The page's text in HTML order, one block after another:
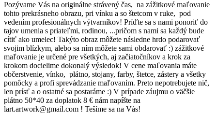
Pozývame Vás na originálne strávený čas, na zážitkové maľovanie
tohto prekrásneho obrazu, pri vínku a so štetcom v ruke, pod
vedením profesionálnych výtvarníkov! Príďte sa s nami ponoriť do
tajov umenia s priateľmi, rodinou, ...pričom s nami sa každý bude
cítiť ako umelec! Takýto obraz môžete následne hrdo podarovať
svojim blízkym, alebo sa ním môžete sami obdarovať :) zážitkové
maľovanie je určené pre všetkých, aj začiatočníkov a krok za
krokom docielime dokonalý výsledok! V cene maľovania máte
občerstvenie, vínko, plátno, stojany, farby, štetce, zástery a všetky
pomôcky a profi sprevádzanie maľovaním. Preto nepotrebujete nič,
len prísť a o ostatné sa postaráme :) V prípade záujmu o väčšie
plátno 50*40 za doplatok 8 € nám napíšte na
lart.artwork@gmail.com ! Tešíme sa na Vás!